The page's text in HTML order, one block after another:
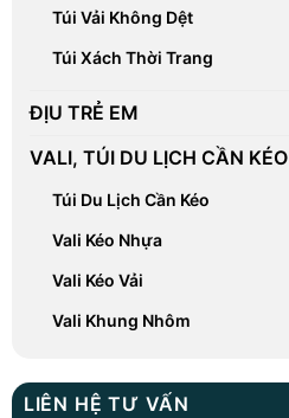
Túi Vải Không Dệt
Túi Xách Thời Trang
ĐỊU TRẺ EM
VALI, TÚI DU LỊCH CẦN KÉO
Túi Du Lịch Cần Kéo
Vali Kéo Nhựa
Vali Kéo Vải
Vali Khung Nhôm
LIÊN HỆ TƯ VẤN